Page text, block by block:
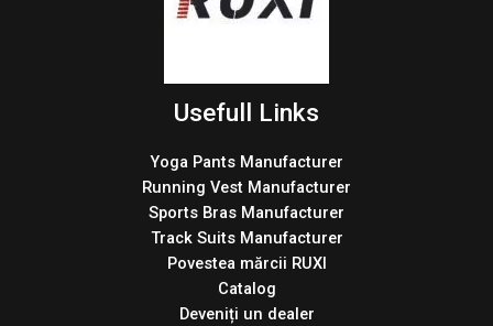
Usefull Links
Yoga Pants Manufacturer
Running Vest Manufacturer
Sports Bras Manufacturer
Track Suits Manufacturer
Povestea mărcii RUXI
Catalog
Deveniți un dealer